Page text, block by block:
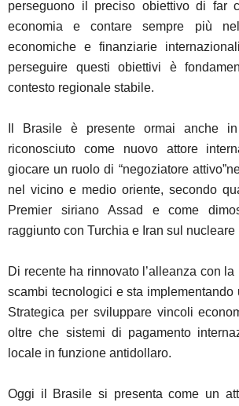
perseguono il preciso obiettivo di far
economia e contare sempre più
economiche e finanziarie
perseguire questi obiettivi è
contesto regionale stabile.
Il Brasile è presente ormai anche
riconosciuto come nuovo attore
giocare un ruolo di “negoziatore
nel vicino e medio oriente, secondo
Premier siriano Assad e come
raggiunto con Turchia e Iran sul nucleare
Di recente ha rinnovato l’alleanza con
scambi tecnologici e sta implementando
Strategica per sviluppare vincoli
oltre che sistemi di pagamento
locale in funzione antidollaro.
Oggi il Brasile si presenta come un